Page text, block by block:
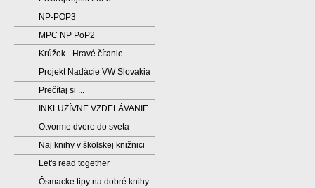
NP-POP3
MPC NP PoP2
Krúžok - Hravé čítanie
Projekt Nadácie VW Slovakia
Prečítaj si ...
INKLUZÍVNE VZDELÁVANIE
Otvorme dvere do sveta
Naj knihy v školskej knižnici
Let's read together
Ôsmacke tipy na dobré knihy